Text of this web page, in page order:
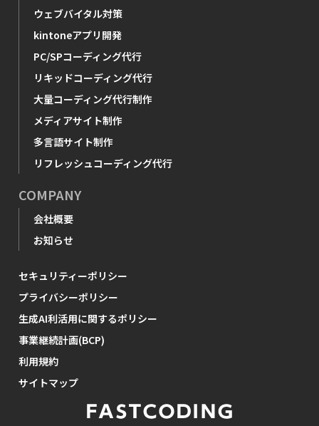
ウェブバイタル対策
kintoneアプリ開発
PC/SPコーディング代行
リキッドコーディング代行
大量コーディング代行制作
メディアサイト制作
多言語サイト制作
リフレッシュコーディング代行
COMPANY
会社概要
お知らせ
セキュリティーポリシー
プライバシーポリシー
生成AI利活用に関するポリシー
事業継続計画(BCP)
利用規約
サイトマップ